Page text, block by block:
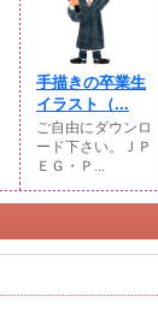
手描きの卒業生
イラスト（...
ご自由にダウンロ
ード下さい。ＪＰ
ＥＧ・Ｐ...